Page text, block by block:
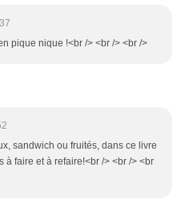
pique nique !<br /> <br /> <br />
sandwich ou fruités, dans ce livre
à faire et à refaire!<br /> <br /> <br